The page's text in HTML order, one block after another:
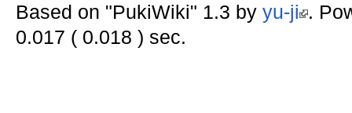
Based on "PukiWiki" 1.3 by yu-ji .
0.017 ( 0.018 ) sec.